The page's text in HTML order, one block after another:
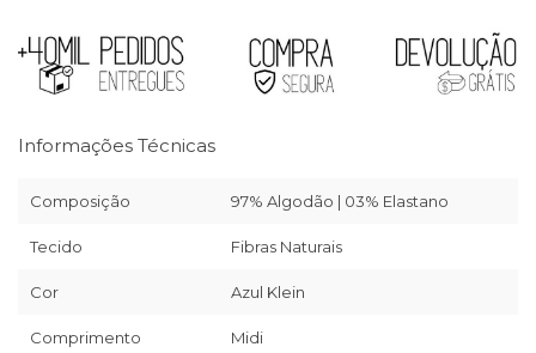
Informações Técnicas
Composição 97% Algodão | 03% Elastano
Tecido Fibras Naturais
Cor Azul Klein
Comprimento Midi